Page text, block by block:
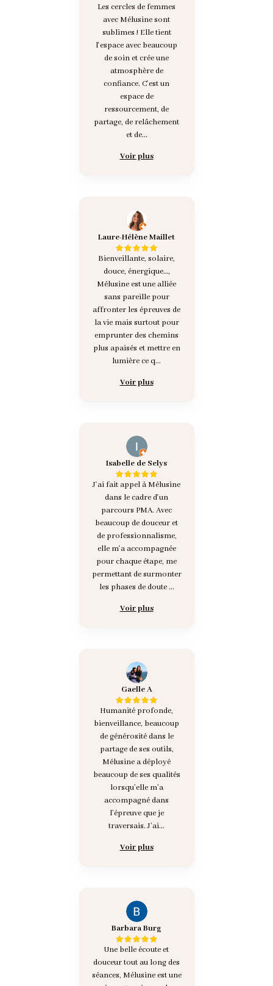
Les cercles de femmes
avec Mélusine sont
sublimes ! Elle tient
l'espace avec beaucoup
de soin et crée une
atmosphère de
confiance. C'est un
espace de
ressourcement, de
partage, de relâchement
et de...
Voir plus
Laure-Hélène Maillet
Bienveillante, solaire,
douce, énergique…,
Mélusine est une alliée
sans pareille pour
affronter les épreuves de
la vie mais surtout pour
emprunter des chemins
plus apaisés et mettre en
lumière ce q...
Voir plus
Isabelle de Selys
J'ai fait appel à Mélusine
dans le cadre d'un
parcours PMA. Avec
beaucoup de douceur et
de professionnalisme,
elle m'a accompagnée
pour chaque étape, me
permettant de surmonter
les phases de doute ...
Voir plus
Gaelle A
Humanité profonde,
bienveillance, beaucoup
de générosité dans le
partage de ses outils,
Mélusine a déployé
beaucoup de ses qualités
lorsqu’elle m’a
accompagné dans
l’épreuve que je
traversais. J’ai...
Voir plus
Barbara Burg
Une belle écoute et
douceur tout au long des
séances, Mélusine est une